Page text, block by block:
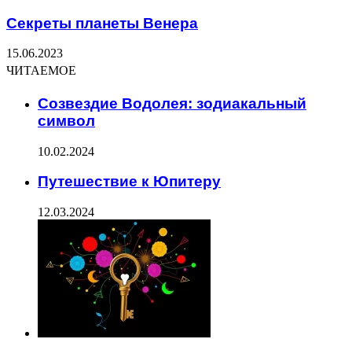
Секреты планеты Венера
15.06.2023
ЧИТАЕМОЕ
Созвездие Водолея: зодиакальный
символ
10.02.2024
Путешествие к Юпитеру
12.03.2024